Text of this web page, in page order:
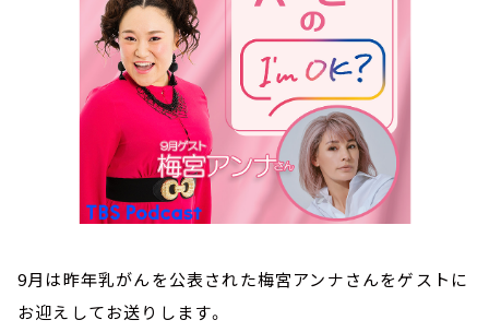
9月は昨年乳がんを公表された梅宮アンナさんをゲストに
お迎えしてお送りします。